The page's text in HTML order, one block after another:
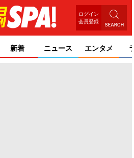
ログイン
会員登録
新着 ニュース エンタメ